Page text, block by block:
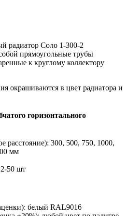
радиатор Соло 1-300-2
прямоугольные трубы
к круглому коллектору
окрашиваются в цвет радиатора и
горизонтального
расстояние): 300, 500, 750, 1000,
мм
2-50 шт
белый RAL9016